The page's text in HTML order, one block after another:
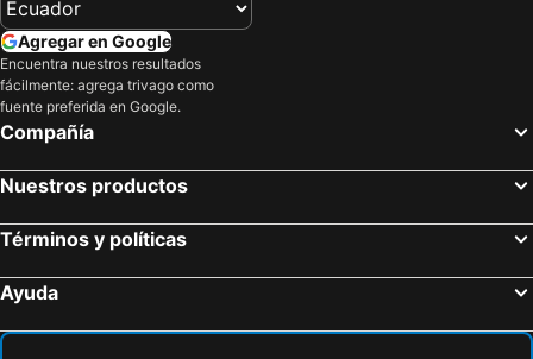
Agregar en Google
Encuentra nuestros resultados
fácilmente: agrega trivago como
fuente preferida en Google.
Compañía
Nuestros productos
Términos y políticas
Ayuda